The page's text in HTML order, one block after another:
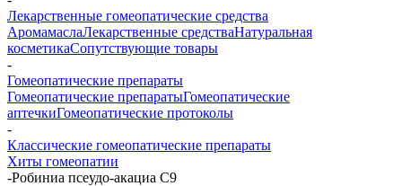
Лекарственные гомеопатические средства
АромамаслаЛекарственные средстваНатуральная
косметикаСопутствующие товары
-
Гомеопатические препараты
Гомеопатические препаратыГомеопатические
аптечкиГомеопатические протоколы
-
Классические гомеопатические препараты
Хиты гомеопатии
-Робиниа псеудо-акациа С9